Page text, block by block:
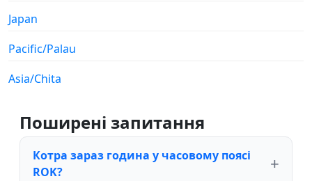
Japan
Pacific/Palau
Asia/Chita
Поширені запитання
Котра зараз година у часовому поясі
ROK?